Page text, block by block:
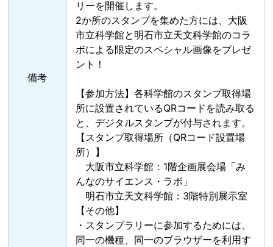
備考
リーを開催します。
2か所のスタンプを集めた方には、大阪
市立科学館と明石市立天文科学館のコラ
ボによる限定のスペシャル画像をプレゼ
ント！
【参加方法】各科学館のスタンプ取得場
所に設置されているQRコードを読み取る
と、デジタルスタンプが付与されます。
【スタンプ取得場所（QRコード設置場
所）】
大阪市立科学館：1階企画展会場「み
んなのサイエンス・ラボ」
明石市立天文科学館：3階特別展示室
【その他】
・スタンプラリーに参加するためには、
同一の機種、同一のブラウザーを利用す